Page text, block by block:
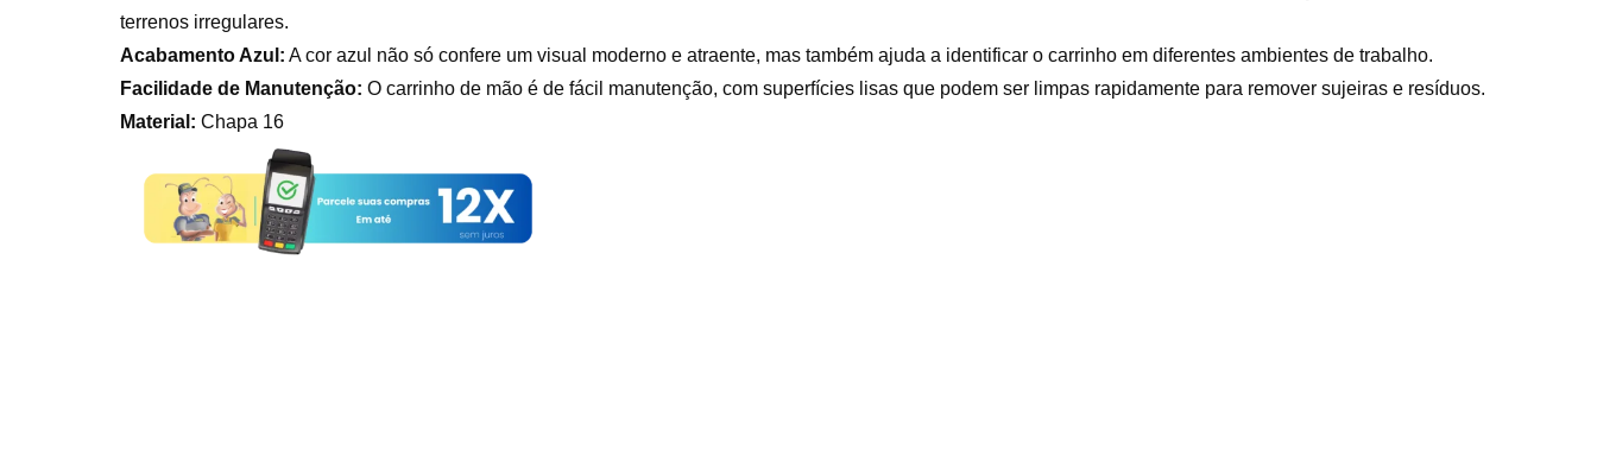
terrenos irregulares.
Acabamento Azul: A cor azul não só confere um visual moderno e atraente, mas também ajuda a identificar o carrinho em diferentes ambientes de trabalho.
Facilidade de Manutenção: O carrinho de mão é de fácil manutenção, com superfícies lisas que podem ser limpas rapidamente para remover sujeiras e resíduos.
Material: Chapa 16